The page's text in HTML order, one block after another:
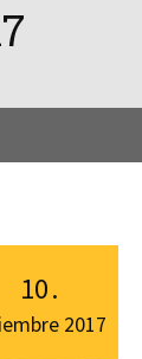
10.
2017